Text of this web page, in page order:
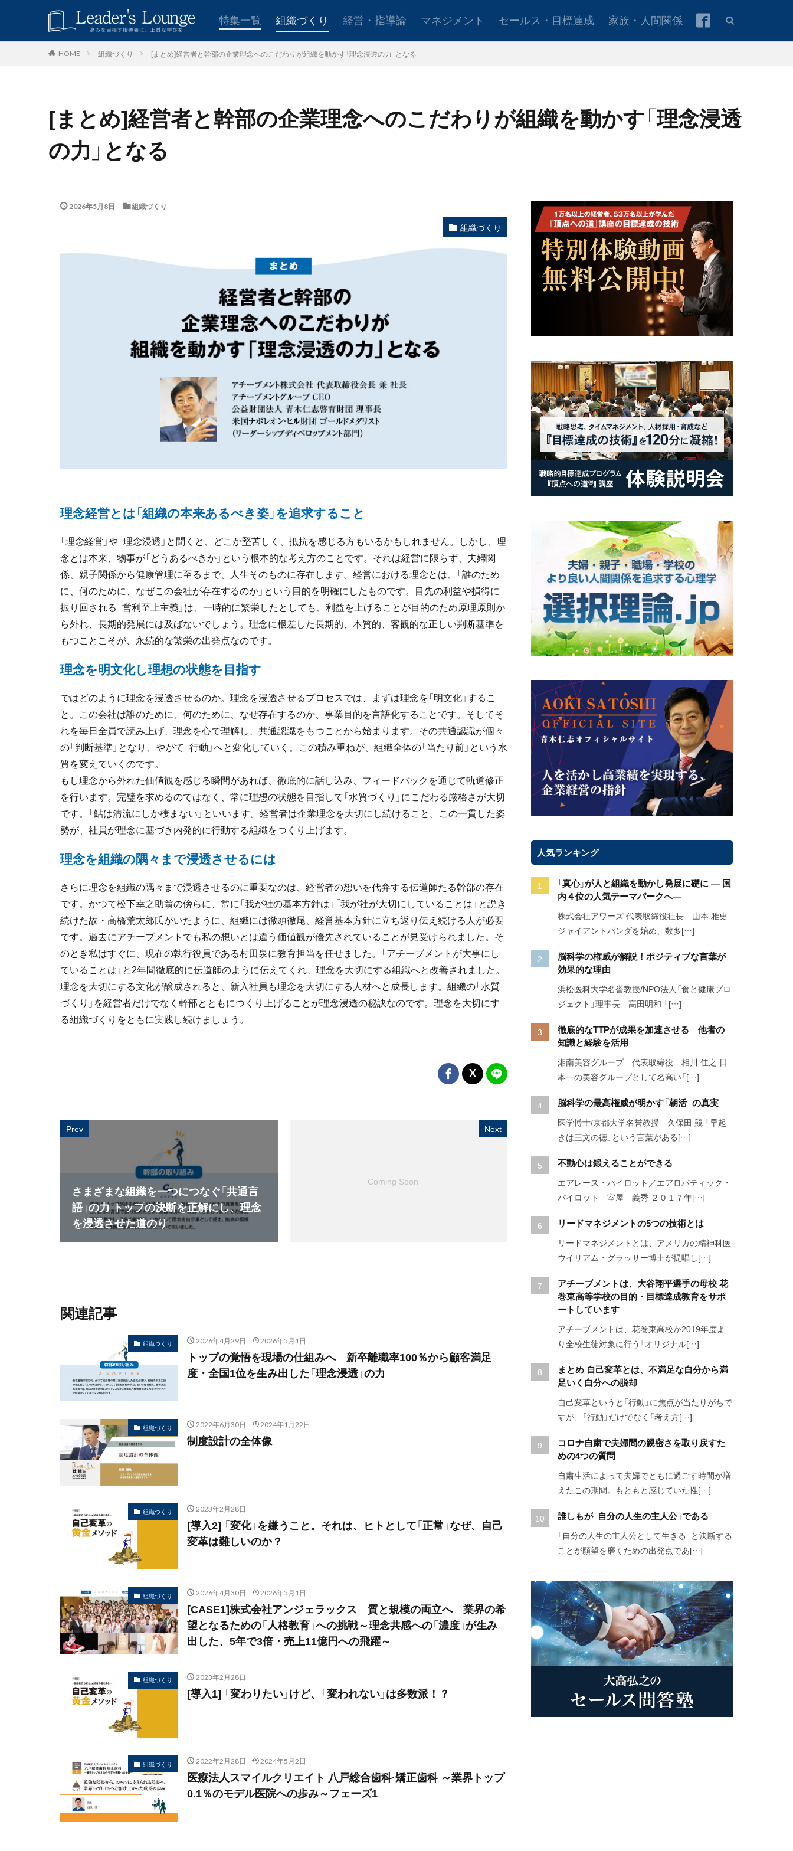
特集一覧 組織づくり 経営・指導論 マネジメント セールス・目標達成 家族・人間関係
HOME 組織づくり [まとめ]経営者と幹部の企業理念へのこだわりが組織を動かす「理念浸透の力」となる
[まとめ]経営者と幹部の企業理念へのこだわりが組織を動かす「理念浸透
の力」となる
2026年5月8日 組織づくり
組織づくり
理念経営とは「組織の本来あるべき姿」を追求すること
「理念経営」や「理念浸透」と聞くと、どこか堅苦しく、抵抗を感じる方もいるかもしれません。しかし、理
念とは本来、物事が「どうあるべきか」という根本的な考え方のことです。それは経営に限らず、夫婦関
係、親子関係から健康管理に至るまで、人生そのものに存在します。経営における理念とは、「誰のため
に、何のために、なぜこの会社が存在するのか」という目的を明確にしたものです。目先の利益や損得に
振り回される「営利至上主義」は、一時的に繁栄したとしても、利益を上げることが目的のため原理原則か
ら外れ、長期的発展には及ばないでしょう。理念に根差した長期的、本質的、客観的な正しい判断基準を
もつことこそが、永続的な繁栄の出発点なのです。
理念を明文化し理想の状態を目指す
ではどのように理念を浸透させるのか。理念を浸透させるプロセスでは、まずは理念を「明文化」するこ
と。この会社は誰のために、何のために、なぜ存在するのか、事業目的を言語化することです。そしてそ
れを毎日全員で読み上げ、理念を心で理解し、共通認識をもつことから始まります。その共通認識が個々
の「判断基準」となり、やがて「行動」へと変化していく。この積み重ねが、組織全体の「当たり前」という水
質を変えていくのです。
もし理念から外れた価値観を感じる瞬間があれば、徹底的に話し込み、フィードバックを通じて軌道修正
を行います。完璧を求めるのではなく、常に理想の状態を目指して「水質づくり」にこだわる厳格さが大切
です。「鮎は清流にしか棲まない」といいます。経営者は企業理念を大切にし続けること。この一貫した姿
勢が、社員が理念に基づき内発的に行動する組織をつくり上げます。
理念を組織の隅々まで浸透させるには
さらに理念を組織の隅々まで浸透させるのに重要なのは、経営者の想いを代弁する伝道師たる幹部の存在
です。かつて松下幸之助翁の傍らに、常に「我が社の基本方針は」「我が社が大切にしていることは」と説き
続けた故・高橋荒太郎氏がいたように、組織には徹頭徹尾、経営基本方針に立ち返り伝え続ける人が必要
です。過去にアチーブメントでも私の想いとは違う価値観が優先されていることが見受けられました。そ
のとき私はすぐに、現在の執行役員である村田泉に教育担当を任せました。「アチーブメントが大事にし
ていることは」と2年間徹底的に伝道師のように伝えてくれ、理念を大切にする組織へと改善されました。
理念を大切にする文化が醸成されると、新入社員も理念を大切にする人材へと成長します。組織の「水質
づくり」を経営者だけでなく幹部とともにつくり上げることが理念浸透の秘訣なのです。理念を大切にす
る組織づくりをともに実践し続けましょう。
Prev
さまざまな組織を一つにつなぐ「共通言
語」の力 トップの決断を正解にし、理念
を浸透させた道のり
Next
Coming Soon
関連記事
組織づくり 2026年4月29日 2026年5月1日
トップの覚悟を現場の仕組みへ 新卒離職率100％から顧客満足
度・全国1位を生み出した「理念浸透」の力
組織づくり 2022年6月30日 2024年1月22日
制度設計の全体像
組織づくり 2023年2月28日
[導入2] 「変化」を嫌うこと。それは、ヒトとして「正常」なぜ、自己
変革は難しいのか？
組織づくり 2026年4月30日 2026年5月1日
[CASE1]株式会社アンジェラックス 質と規模の両立へ 業界の希
望となるための「人格教育」への挑戦～理念共感への「濃度」が生み
出した、5年で3倍・売上11億円への飛躍～
組織づくり 2023年2月28日
[導入1] 「変わりたい」けど、「変われない」は多数派！？
組織づくり 2022年2月28日 2024年5月2日
医療法人スマイルクリエイト 八戸総合歯科·矯正歯科 ～業界トップ
0.1％のモデル医院への歩み～フェーズ1
人気ランキング
「真心」が人と組織を動かし発展に礎に ― 国
内４位の人気テーマパークへ―
株式会社アワーズ 代表取締役社長 山本 雅史
ジャイアントパンダを始め、数多[…]
脳科学の権威が解説！ポジティブな言葉が
効果的な理由
浜松医科大学名誉教授/NPO法人「食と健康プロ
ジェクト」理事長 高田明和 「[…]
徹底的なTTPが成果を加速させる 他者の
知識と経験を活用
湘南美容グループ 代表取締役 相川 佳之 日
本一の美容グループとして名高い「[…]
脳科学の最高権威が明かす『朝活』の真実
医学博士/京都大学名誉教授 久保田 競 「早起
きは三文の徳」という言葉がある[…]
不動心は鍛えることができる
エアレース・パイロット／エアロバティック・
パイロット 室屋 義秀 ２０１７年[…]
リードマネジメントの5つの技術とは
リードマネジメントとは、アメリカの精神科医
ウイリアム・グラッサー博士が提唱し[…]
アチーブメントは、大谷翔平選手の母校 花
巻東高等学校の目的・目標達成教育をサポ
ートしています
アチーブメントは、花巻東高校が2019年度よ
り全校生徒対象に行う「オリジナル[…]
まとめ 自己変革とは、不満足な自分から満
足いく自分への脱却
自己変革というと「行動」に焦点が当たりがちで
すが、「行動」だけでなく「考え方[…]
コロナ自粛で夫婦間の親密さを取り戻すた
めの4つの質問
自粛生活によって夫婦でともに過ごす時間が増
えたこの期間。もともと感じていた性[…]
誰しもが「自分の人生の主人公」である
「自分の人生の主人公として生きる」と決断する
ことが願望を磨くための出発点であ[…]
青木仁志 モチベーションアップ 後継者育成 事業承継 新規事業